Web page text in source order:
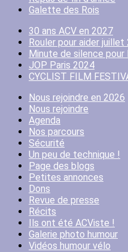
Galette des Rois
30 ans ACV en 2027
Rouler pour aider juillet
Minute de silence pour
JOP Paris 2024
CYCLIST FILM
Nous rejoindre en 2026
Nous rejoindre
Agenda
Nos parcours
Sécurité
Un peu de technique !
Page des blogs
Petites annonces
Dons
Revue de presse
Récits
Ils ont été ACViste !
Galerie photo humour
Vidéos humour vélo